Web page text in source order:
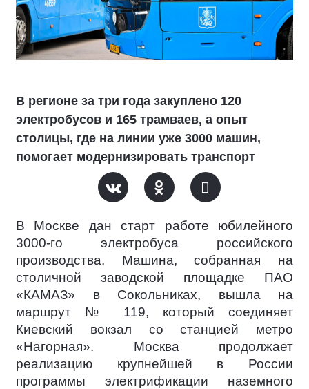
В регионе за три года закуплено 120
электробусов и 165 трамваев, а опыт
столицы, где на линии уже 3000 машин,
помогает модернизировать транспорт
В Москве дан старт работе юбилейного
3000-го электробуса российского
производства. Машина, собранная на
столичной заводской площадке ПАО
«КАМАЗ» в Сокольниках, вышла на
маршрут № 119, который соединяет
Киевский вокзал со станцией метро
«Нагорная». Москва продолжает
реализацию крупнейшей в России
программы электрификации наземного